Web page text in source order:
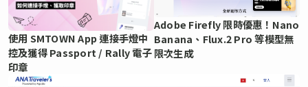
使用 SMTOWN App 連接手燈中
控及獲得 Passport / Rally 電子
印章
Adobe Firefly 限時優惠！Nano
Banana、Flux.2 Pro 等模型無
限次生成